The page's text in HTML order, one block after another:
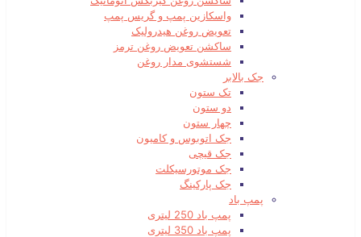
واسکازین پمپ و گریس پمپ
تعویض روغن هیدرولیک
ساکشن تعویض روغن ترمز
شستشوی مدار روغن
جک بالابر
تک ستون
دو ستون
چهار ستون
جک اتوبوس و کامیون
جک قیچی
جک موتورسیکلت
جک پارکینگ
پمپ باد
پمپ باد 250 لیتری
پمپ باد 350 لیتری